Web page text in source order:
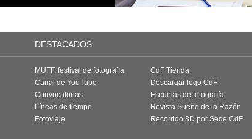
DESTACADOS
MUFF, festival de fotografía
Canal de YouTube
Convocatorias
Líneas de tiempo
Fotoviaje
CdF Tienda
Descargar logo CdF
Escuelas de fotografía
Revista Sueño de la Razón
Recorrido 3D por Sede CdF